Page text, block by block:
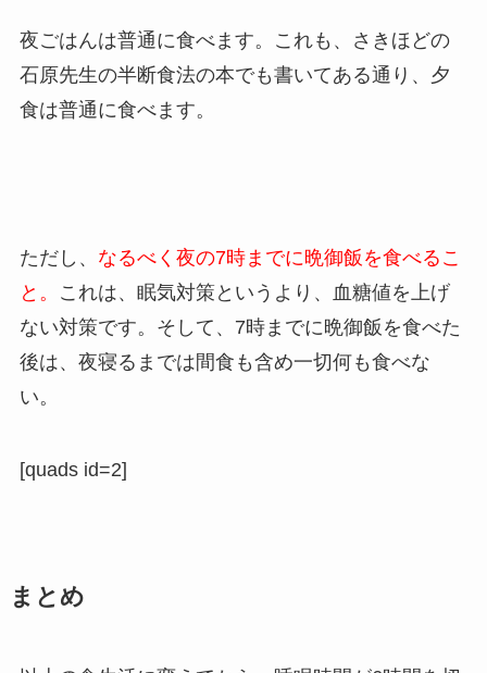
夜ごはんは普通に食べます。これも、さきほどの
石原先生の半断食法の本でも書いてある通り、夕
食は普通に食べます。
ただし、 なるべく夜の7時までに晩御飯を食べるこ
と。
これは、眠気対策というより、血糖値を上げ
ない対策です。そして、7時までに晩御飯を食べた
後は、夜寝るまでは間食も含め一切何も食べな
い。
[quads id=2]
まとめ